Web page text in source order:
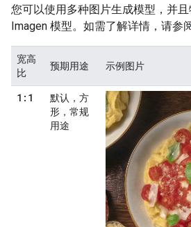
您可以使用多种图片生成模型，并
Imagen 模型。如需了解详情，请参
宽高
比
预期用途 示例图片
1:1
默认，方
形，常规
用途